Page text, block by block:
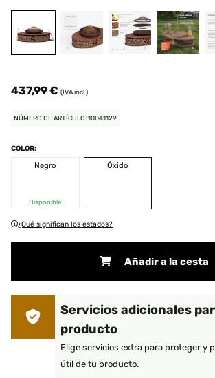
437,99 € (IVA incl.)
NÚMERO DE ARTÍCULO: 10041129
COLOR:
Negro
Disponible
Óxido
¿Qué significan los estados?
Añadir a la cesta
Servicios adicionales
producto
Elige servicios extra para proteger y
útil de tu producto.